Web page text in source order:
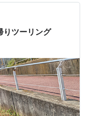
りツーリング